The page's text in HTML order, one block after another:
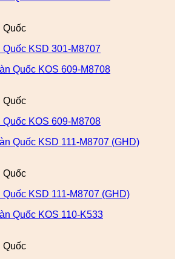
Quốc
KSD 301-M8707
Quốc
KOS 609-M8708
Quốc
KSD 111-M8707 (GHD)
Quốc